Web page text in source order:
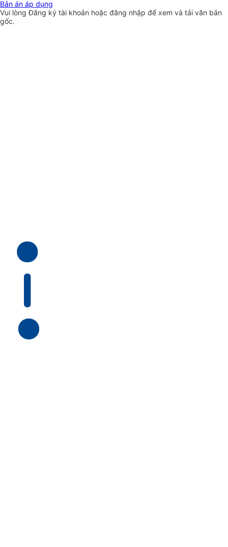
Bản án áp dụng
Vui lòngĐăng ký tài khoản hoặc đăng nhập để xem và tải văn bản
gốc.